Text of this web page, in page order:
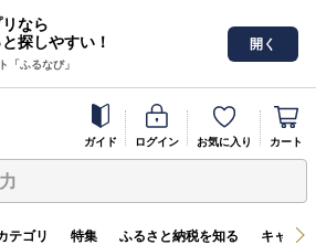
なら
探しやすい！
「ふるなび」
開く
ガイド ログイン お気に入り カート
テゴリ 特集 ふるさと納税を知る キャン